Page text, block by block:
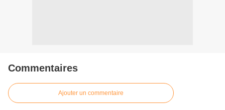
Commentaires
Ajouter un commentaire